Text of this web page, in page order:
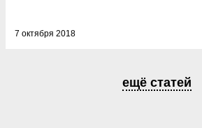
7 октября 2018
ещё статей